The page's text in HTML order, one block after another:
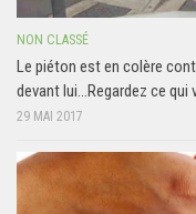
NON CLASSÉ
Le piéton est en colère
devant lui…Regardez ce qui
29 MAI 2017